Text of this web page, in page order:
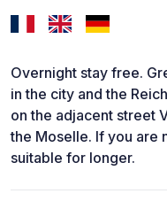
Overnight stay free.
in the city and the
on the adjacent street
the Moselle. If you are
suitable for longer.